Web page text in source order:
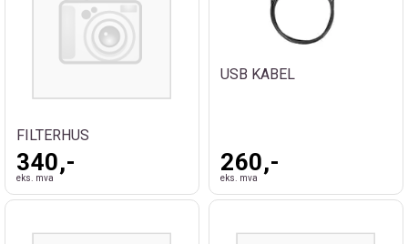
FILTERHUS
340,-
eks. mva
USB KABEL
260,-
eks. mva